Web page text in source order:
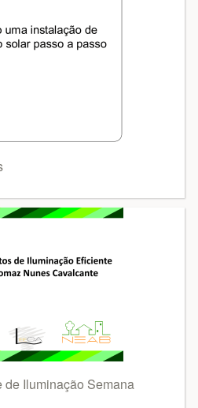
Iluminação Semana